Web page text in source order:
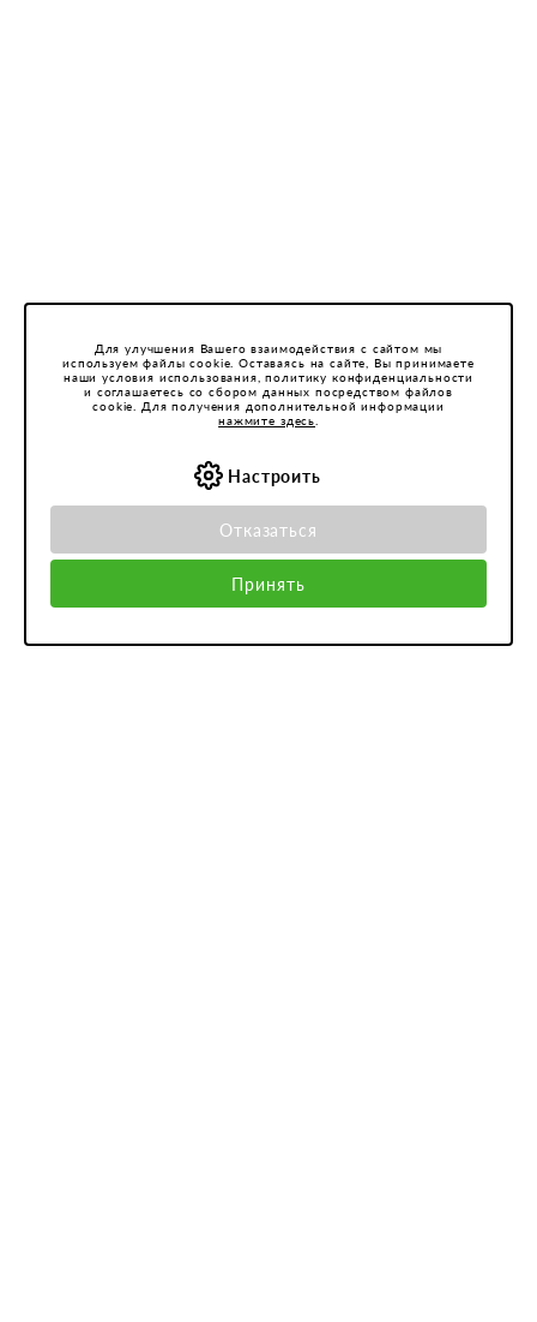
Для улучшения Вашего взаимодействия с сайтом мы
используем файлы cookie. Оставаясь на сайте, Вы принимаете
наши условия использования, политику конфиденциальности
и соглашаетесь со сбором данных посредством файлов
cookie. Для получения дополнительной информации
нажмите здесь
Настроить
Отказаться
Принять